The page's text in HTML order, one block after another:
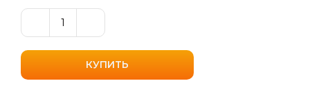
Количество
товара
Нагревательный
коаксильный
КУПИТЬ